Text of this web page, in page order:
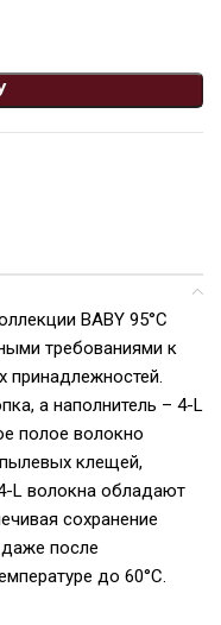
BABY 95°C
требованиями к
принадлежностей.
а наполнитель – 4-L
полое волокно
клещей,
L волокна обладают
сохранение
даже после
до 60°С.